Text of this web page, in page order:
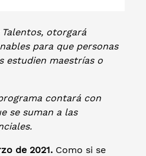
otorgará
para que personas
estudien maestrías o
contará con
se suman a las
de 2021. Como si se